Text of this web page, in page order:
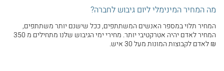
מה המחיר המינימלי ליום גיבוש לחברה?
המחיר תלוי במספר האנשים המשתתפים, ככל שישנם יותר משתתפים,
המחיר לאדם יהיה אטרקטיבי יותר. מחירי ימי הגיבוש שלנו מתחילים מ 350
₪ לאדם לקבוצות המונות מעל 30 איש.